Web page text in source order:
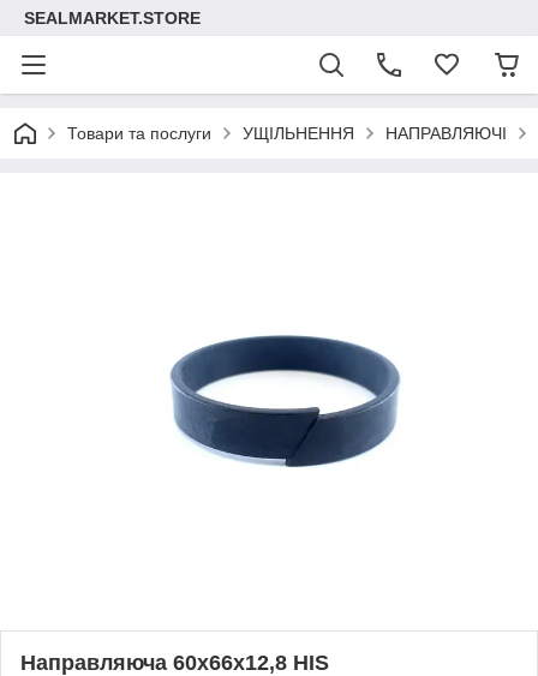
SEALMARKET.STORE
Товари та послуги УЩІЛЬНЕННЯ НАПРАВЛЯЮЧІ
Направляюча 60х66х12,8 HIS